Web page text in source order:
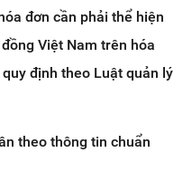
đơn cần phải thể hiện
Việt Nam trên hóa
định theo Luật quản lý
theo thông tin chuẩn